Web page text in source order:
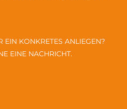
EIN KONKRETES ANLIEGEN?
EINE NACHRICHT.